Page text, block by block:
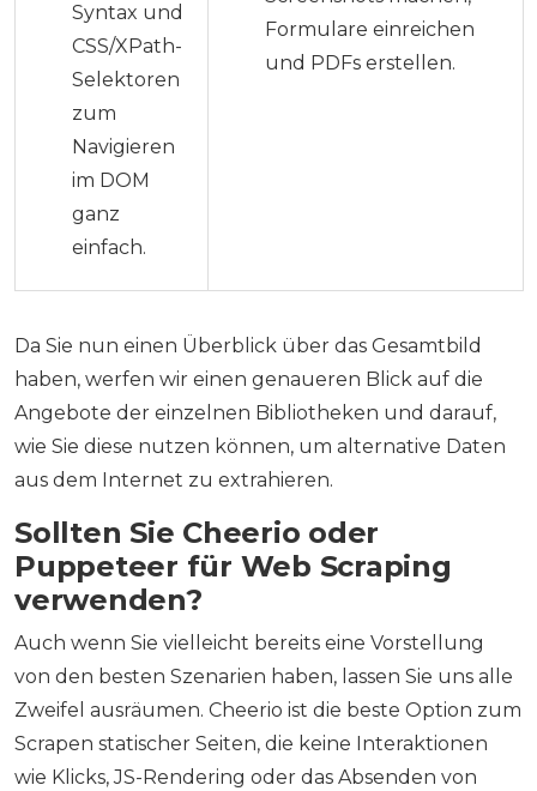
Syntax und
CSS/XPath-
Selektoren
zum
Navigieren
im DOM
ganz
einfach.
Formulare einreichen
und PDFs erstellen.
Da Sie nun einen Überblick über das Gesamtbild
haben, werfen wir einen genaueren Blick auf die
Angebote der einzelnen Bibliotheken und darauf,
wie Sie diese nutzen können, um alternative Daten
aus dem Internet zu extrahieren.
Sollten Sie Cheerio oder
Puppeteer für Web Scraping
verwenden?
Auch wenn Sie vielleicht bereits eine Vorstellung
von den besten Szenarien haben, lassen Sie uns alle
Zweifel ausräumen. Cheerio ist die beste Option zum
Scrapen statischer Seiten, die keine Interaktionen
wie Klicks, JS-Rendering oder das Absenden von